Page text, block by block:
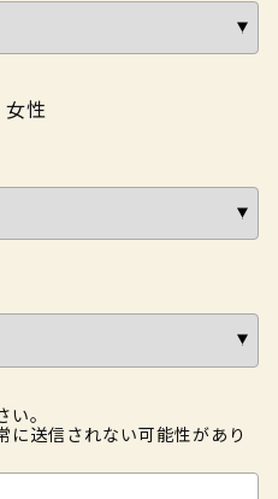
女性
。
に送信されない可能性があり